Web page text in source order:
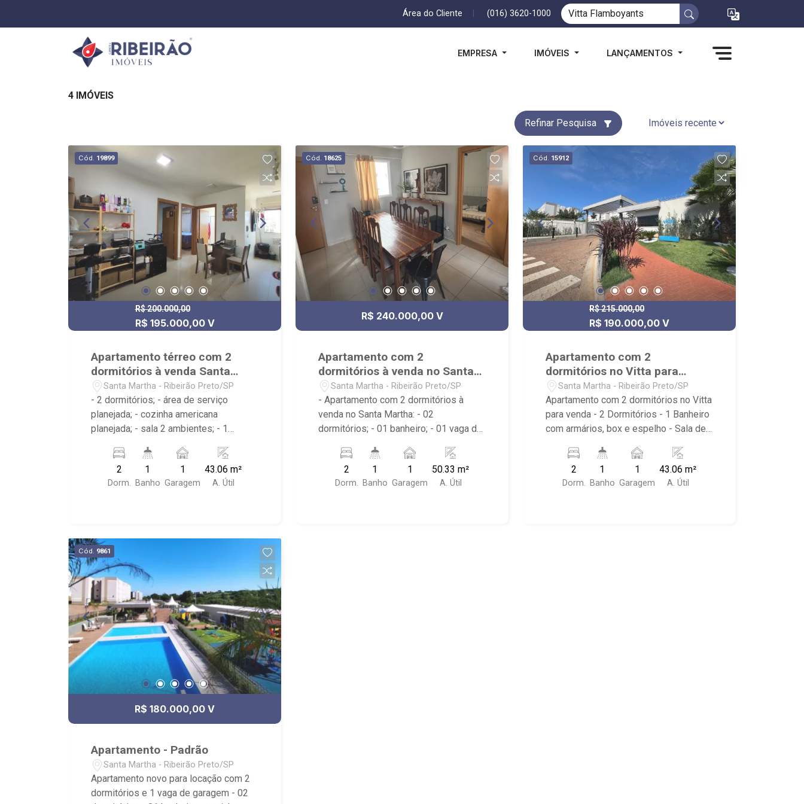
Área do Cliente (016) 3620-1000
EMPRESA IMÓVEIS LANÇAMENTOS
4 IMÓVEIS
Refinar Pesquisa
Cód. 19899
R$ 200.000,00
R$ 195.000,00 V
Apartamento térreo com 2
dormitórios à venda Santa
Martha
Santa Martha - Ribeirão Preto/SP
- 2 dormitórios; - área de serviço
planejada; - cozinha americana
planejada; - sala 2 ambientes; - 1
- próximo ao Achei Multimarcas, Pico
Bonfim
2
Dorm.
1
Banho
1
Garagem
43.06 m²
A. Útil
Cód. 18625
R$ 240.000,00 V
Apartamento com 2
dormitórios à venda no Santa
Martha
Santa Martha - Ribeirão Preto/SP
- Apartamento com 2 dormitórios à
venda no Santa Martha: - 02
dormitórios; - 01 banheiro; - 01 vaga de
Praça Leo Gomes de Moraes, Rodovia
José Fregonezi; - condomínio com
bicicletário, Brinquedoteca,
2
Dorm.
1
Banho
1
Garagem
50.33 m²
A. Útil
Cód. 15912
R$ 215.000,00
R$ 190.000,00 V
Apartamento com 2
dormitórios no Vitta para
venda
Santa Martha - Ribeirão Preto/SP
Apartamento com 2 dormitórios no Vitta
para venda - 2 Dormitórios - 1 Banheiro
com armários, box e espelho - Sala de
com armários - Área de Serviço -
Condomínio com Piscina, Academia,
Quadra poliesportiva, Bicicletário, Vaga
2
Dorm.
1
Banho
1
Garagem
43.06 m²
A. Útil
Cód. 9861
R$ 180.000,00 V
Apartamento - Padrão
Santa Martha - Ribeirão Preto/SP
Apartamento novo para locação com 2
dormitórios e 1 vaga de garagem - 02